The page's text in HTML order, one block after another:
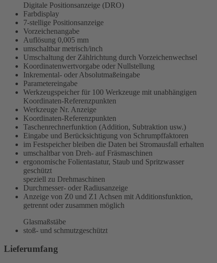
Digitale Positionsanzeige (DRO)
Farbdisplay
7-stellige Positionsanzeige
Vorzeichenangabe
Auflösung 0,005 mm
umschaltbar metrisch/inch
Umschaltung der Zählrichtung durch Vorzeichenwechsel
Koordinatenwertvorgabe oder Nullstellung
Inkremental- oder Absolutmaßeingabe
Parametereingabe
Werkzeugspeicher für 100 Werkzeuge mit unabhängigen
Koordinaten-Referenzpunkten
Werkzeuge Nr. Anzeige
Koordinaten-Referenzpunkten
Taschenrechnerfunktion (Addition, Subtraktion usw.)
Eingabe und Berücksichtigung von Schrumpffaktoren
im Festspeicher bleiben die Daten bei Stromausfall erhalten
umschaltbar von Dreh- auf Fräsmaschinen
ergonomische Folientastatur, Staub und Spritzwasser
geschützt
speziell zu Drehmaschinen
Durchmesser- oder Radiusanzeige
Anzeige von Z0 und Z1 Achsen mit Additionsfunktion,
getrennt oder zusammen möglich
Glasmaßstäbe
stoß- und schmutzgeschützt
Lieferumfang